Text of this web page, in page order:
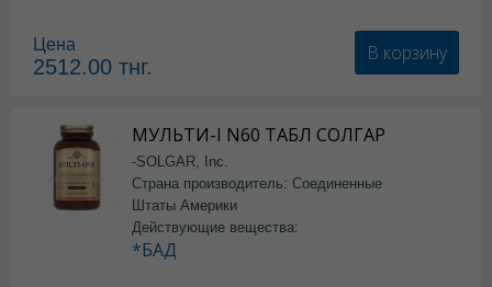
Цена
2512.00 тнг.
В корзину
МУЛЬТИ-I N60 ТАБЛ СОЛГАР
-SOLGAR, Inc.
Страна производитель: Соединенные
Штаты Америки
Действующие вещества:
*БАД